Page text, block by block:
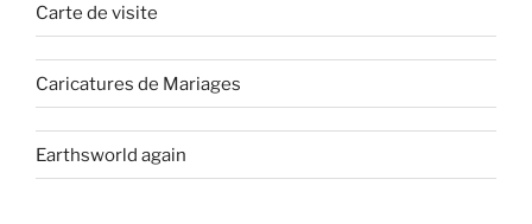
Carte de visite
Caricatures de Mariages
Earthsworld again